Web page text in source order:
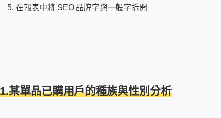
在報表中將 SEO 品牌字與一般字拆開
1.某單品已購用戶的種族與性別分析